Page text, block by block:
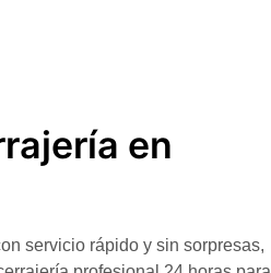
en
servicio rápido y sin sorpresas,